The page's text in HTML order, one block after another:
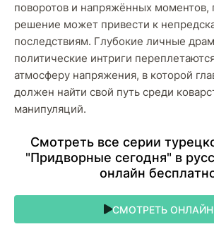
поворотов и напряжённых моментов,
решение может привести к
последствиям. Глубокие личные
политические интриги
атмосферу напряжения, в которой
должен найти свой путь среди
манипуляций.
Cмoтpeть вce cepии
"Придворные сегодня" в
oнлaйн
СМОТРЕТЬ ОНЛАЙН